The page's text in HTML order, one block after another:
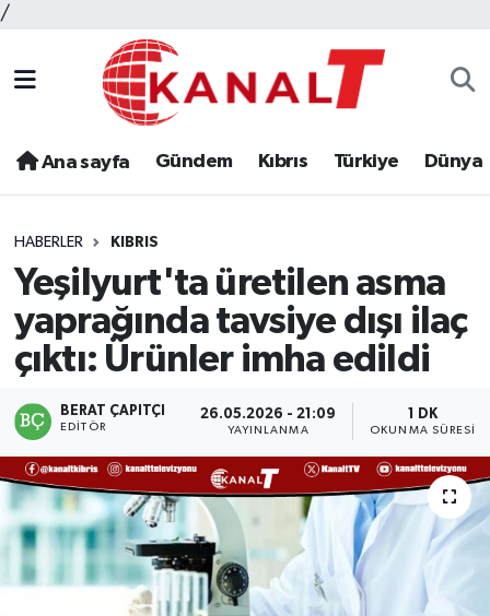
/
Ana sayfa Gündem Kıbrıs Türkiye Dünya
HABERLER KIBRIS
Yeşilyurt'ta üretilen asma
yaprağında tavsiye dışı ilaç
çıktı: Ürünler imha edildi
BERAT ÇAPITÇI
EDITÖR
26.05.2026 - 21:09
YAYINLANMA
1 DK
OKUNMA SÜRESI